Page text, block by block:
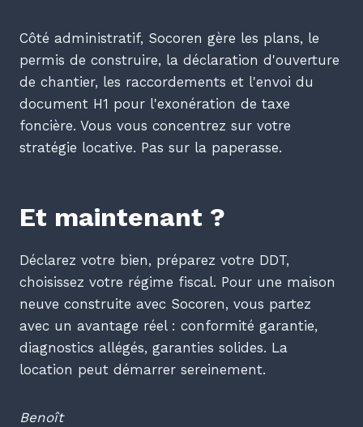
Côté administratif, Socoren gère les plans, le
permis de construire, la déclaration d'ouverture
de chantier, les raccordements et l'envoi du
document H1 pour l'exonération de taxe
foncière. Vous vous concentrez sur votre
stratégie locative. Pas sur la paperasse.
Et maintenant ?
Déclarez votre bien, préparez votre DDT,
choisissez votre régime fiscal. Pour une maison
neuve construite avec Socoren, vous partez
avec un avantage réel : conformité garantie,
diagnostics allégés, garanties solides. La
location peut démarrer sereinement.
Benoît